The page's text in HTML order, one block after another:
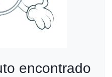
encontrado